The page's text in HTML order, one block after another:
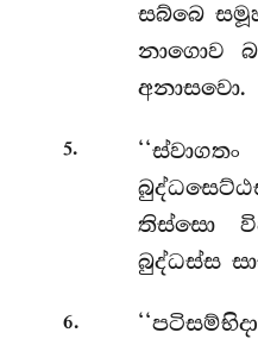
සබ්බෙ
නාගොව
අනාසවො.
5.
තිස්සො
බුද්ධස්ස
6.